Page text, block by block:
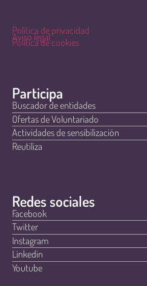
Política de privacidad
Aviso legal
Política de cookies
Participa
Buscador de entidades
Ofertas de Voluntariado
Actividades de sensibilización
Reutiliza
Redes sociales
Facebook
Twitter
Instagram
Linkedin
Youtube